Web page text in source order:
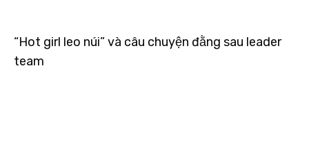
“Hot girl leo núi” và câu chuyện đằng sau leader
team